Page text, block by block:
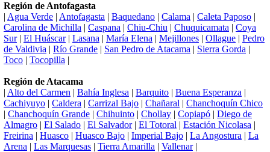
Región de Antofagasta
| Agua Verde | Antofagasta | Baquedano | Calama | Caleta Paposo |
Carolina de Michilla | Caspana | Chiu-Chiu | Chuquicamata | Coya
Sur| El Huáscar| Lasana | María Elena | Mejillones | Ollague | Pedro
de Valdivia | Río Grande | San Pedro de Atacama | Sierra Gorda |
Toco | Tocopilla |
Región de Atacama
| Alto del Carmen | Bahía Inglesa | Barquito | Buena Esperanza |
Cachiyuyo | Caldera | Carrizal Bajo | Chañaral | Chanchoquín Chico
| Chanchoquín Grande | Chihuinto | Chollay | Copiapó | Diego de
Almagro | El Salado | El Salvador| El Totoral | Estación Nicolasa |
Freirina | Huasco | Huasco Bajo | Imperial Bajo | La Angostura | La
Arena | Las Marquesas | Tierra Amarilla | Vallenar|